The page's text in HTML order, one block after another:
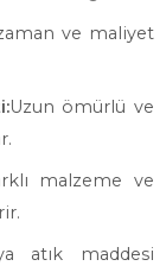
ve maliyet
Uzun ömürlü ve
malzeme ve
atık maddesi